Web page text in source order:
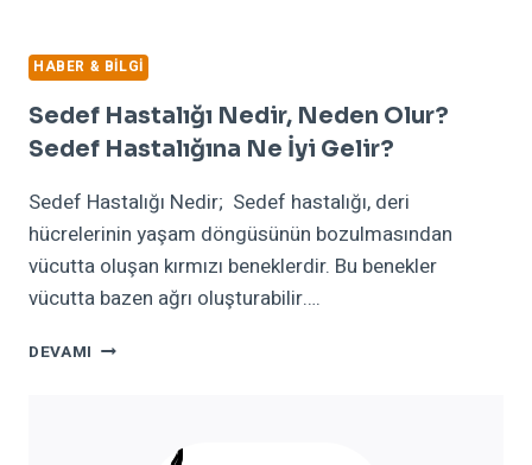
HABER & BILGI
Sedef Hastalığı Nedir, Neden Olur?
Sedef Hastalığına Ne İyi Gelir?
Sedef Hastalığı Nedir; Sedef hastalığı, deri
hücrelerinin yaşam döngüsünün bozulmasından
vücutta oluşan kırmızı beneklerdir. Bu benekler
vücutta bazen ağrı oluşturabilir….
DEVAMI SEDEF